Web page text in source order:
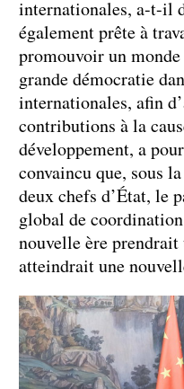
internationales, a-t-il
également prête à
promouvoir un
grande démocratie
internationales, afin
contributions à la
développement, a
convaincu que, sous
deux chefs d’État, le
global de
nouvelle ère
atteindrait une